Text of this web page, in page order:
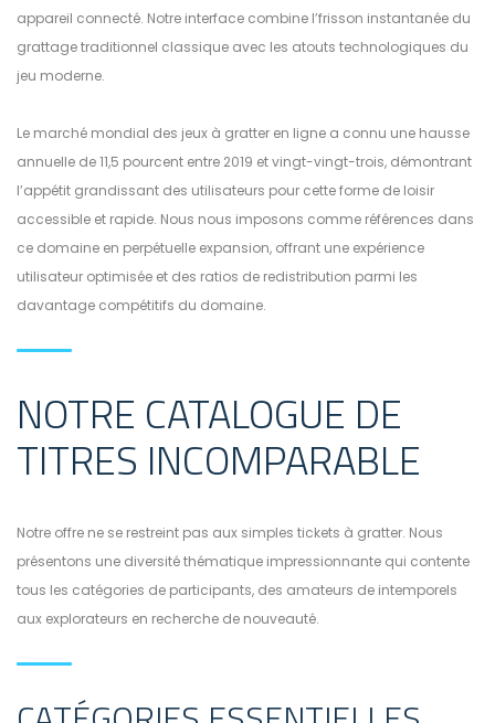
appareil connecté. Notre interface combine l’frisson instantanée du
grattage traditionnel classique avec les atouts technologiques du
jeu moderne.
Le marché mondial des jeux à gratter en ligne a connu une hausse
annuelle de 11,5 pourcent entre 2019 et vingt-vingt-trois, démontrant
l’appétit grandissant des utilisateurs pour cette forme de loisir
accessible et rapide. Nous nous imposons comme références dans
ce domaine en perpétuelle expansion, offrant une expérience
utilisateur optimisée et des ratios de redistribution parmi les
davantage compétitifs du domaine.
NOTRE CATALOGUE DE
TITRES INCOMPARABLE
Notre offre ne se restreint pas aux simples tickets à gratter. Nous
présentons une diversité thématique impressionnante qui contente
tous les catégories de participants, des amateurs de intemporels
aux explorateurs en recherche de nouveauté.